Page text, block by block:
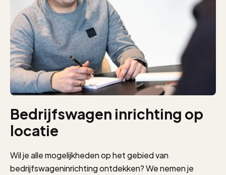
Bedrijfswagen inrichting op
locatie
Wil je alle mogelijkheden op het gebied van
bedrijfswageninrichting ontdekken? We nemen je